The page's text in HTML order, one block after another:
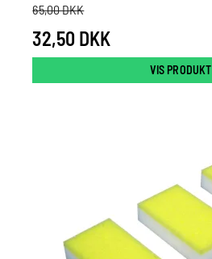
65,00 DKK
32,50 DKK
VIS PRODUKT